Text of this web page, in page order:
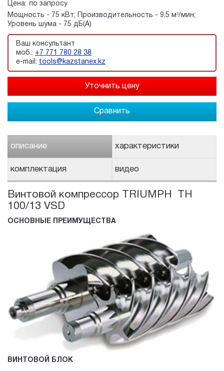
Цена:
по запросу
Мощность - 75 кВт; Производительность - 9.5 м³/мин;
Уровень шума - 75 дБ(А)
Ваш консультант
моб.: +7 771 780 28 38
e-mail: tools@kazstanex.kz
Сравнить
описание характеристики
комплектация видео
Винтовой компрессор TRIUMPH TH
100/13 VSD
ОСНОВНЫЕ ПРЕИМУЩЕСТВА
ВИНТОВОЙ БЛОК